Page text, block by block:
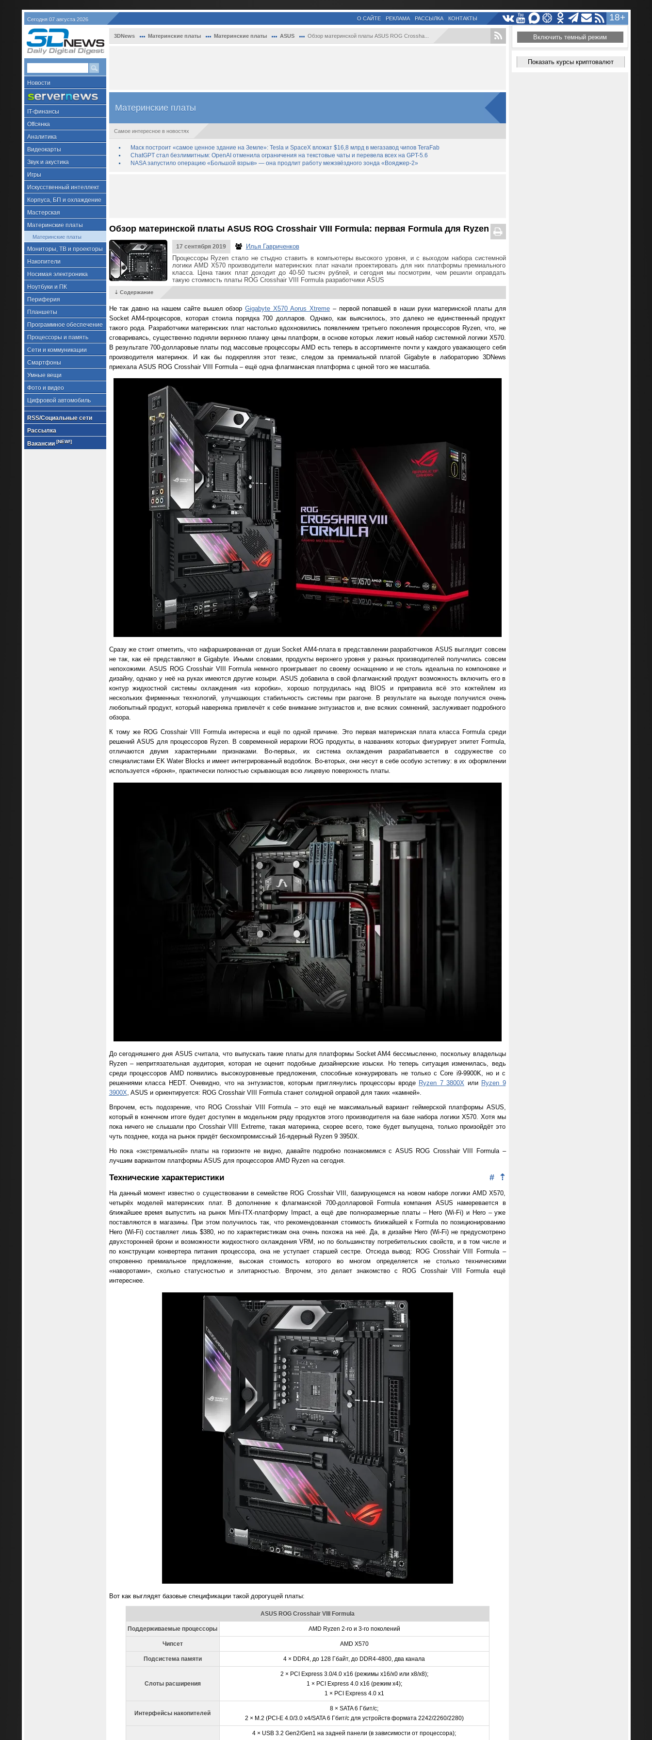
Сегодня 07 августа 2026 18+
О САЙТЕ РЕКЛАМА РАССЫЛКА КОНТАКТЫ
Новости
IT-финансы
Offсянка
Аналитика
Видеокарты
Звук и акустика
Игры
Искусственный интеллект
Корпуса, БП и охлаждение
Мастерская
Материнские платы
Материнские платы
Мониторы, ТВ и проекторы
Накопители
Носимая электроника
Ноутбуки и ПК
Периферия
Планшеты
Программное обеспечение
Процессоры и память
Сети и коммуникации
Смартфоны
Умные вещи
Фото и видео
Цифровой автомобиль
RSS/Социальные сети
Рассылка
Вакансии [NEW!]
3DNews Материнские платы Материнские платы ASUS Обзор материнской платы ASUS ROG Crossha...
Материнские платы
Самое интересное в новостях
Маск построит «самое ценное здание на Земле»: Tesla и SpaceX вложат $16,8 млрд в мегазавод чипов TeraFab
ChatGPT стал безлимитным: OpenAI отменила ограничения на текстовые чаты и перевела всех на GPT-5.6
NASA запустило операцию «Большой взрыв» — она продлит работу межзвёздного зонда «Вояджер-2»
Обзор материнской платы ASUS ROG Crosshair VIII Formula: первая Formula для Ryzen
17 сентября 2019
Илья Гавриченков
Процессоры Ryzen стало не стыдно ставить в компьютеры высокого уровня, и с выходом набора системной
логики AMD X570 производители материнских плат начали проектировать для них платформы премиального
класса. Цена таких плат доходит до 40-50 тысяч рублей, и сегодня мы посмотрим, чем решили оправдать
такую стоимость платы ROG Crosshair VIII Formula разработчики ASUS
⇣ Содержание
Не так давно на нашем сайте вышел обзорGigabyte X570 Aorus Xtreme– первой попавшей в наши руки материнской платы для
Socket AM4-процесоров, которая стоила порядка 700 долларов. Однако, как выяснилось, это далеко не единственный продукт
такого рода. Разработчики материнских плат настолько вдохновились появлением третьего поколения процессоров Ryzen, что, не
сговариваясь, существенно подняли верхнюю планку цены платформ, в основе которых лежит новый набор системной логики X570.
В результате 700-долларовые платы под массовые процессоры AMD есть теперь в ассортименте почти у каждого уважающего себя
производителя материнок. И как бы подкрепляя этот тезис, следом за премиальной платой Gigabyte в лабораторию 3DNews
приехала ASUS ROG Crosshair VIII Formula – ещё одна флагманская платформа с ценой того же масштаба.
Сразу же стоит отметить, что нафаршированная от души Socket AM4-плата в представлении разработчиков ASUS выглядит совсем
не так, как её представляют в Gigabyte. Иными словами, продукты верхнего уровня у разных производителей получились совсем
непохожими. ASUS ROG Crosshair VIII Formula немного проигрывает по своему оснащению и не столь идеальна по компоновке и
дизайну, однако у неё на руках имеются другие козыри. ASUS добавила в свой флагманский продукт возможность включить его в
контур жидкостной системы охлаждения «из коробки», хорошо потрудилась над BIOS и приправила всё это коктейлем из
нескольких фирменных технологий, улучшающих стабильность системы при разгоне. В результате на выходе получился очень
любопытный продукт, который наверняка привлечёт к себе внимание энтузиастов и, вне всяких сомнений, заслуживает подробного
обзора.
К тому же ROG Crosshair VIII Formula интересна и ещё по одной причине. Это первая материнская плата класса Formula среди
решений ASUS для процессоров Ryzen. В современной иерархии ROG продукты, в названиях которых фигурирует эпитет Formula,
отличаются двумя характерными признаками. Во-первых, их система охлаждения разрабатывается в содружестве со
специалистами EK Water Blocks и имеет интегрированный водоблок. Во-вторых, они несут в себе особую эстетику: в их оформлении
используется «броня», практически полностью скрывающая всю лицевую поверхность платы.
До сегодняшнего дня ASUS считала, что выпускать такие платы для платформы Socket AM4 бессмысленно, поскольку владельцы
Ryzen – непритязательная аудитория, которая не оценит подобные дизайнерские изыски. Но теперь ситуация изменилась, ведь
среди процессоров AMD появились высокоуровневые предложения, способные конкурировать не только с Core i9-9900K, но и с
решениями класса HEDT. Очевидно, что на энтузиастов, которым приглянулись процессоры вроде Ryzen 7 3800X или Ryzen 9
3900X , ASUS и ориентируется: ROG Crosshair VIII Formula станет солидной оправой для таких «камней».
Впрочем, есть подозрение, что ROG Crosshair VIII Formula – это ещё не максимальный вариант геймерской платформы ASUS,
который в конечном итоге будет доступен в модельном ряду продуктов этого производителя на базе набора логики X570. Хотя мы
пока ничего не слышали про Crosshair VIII Extreme, такая материнка, скорее всего, тоже будет выпущена, только произойдёт это
чуть позднее, когда на рынок придёт бескомпромиссный 16-ядерный Ryzen 9 3950X.
Но пока «экстремальной» платы на горизонте не видно, давайте подробно познакомимся с ASUS ROG Crosshair VIII Formula –
лучшим вариантом платформы ASUS для процессоров AMD Ryzen на сегодня.
⇡
#
Технические характеристики
На данный момент известно о существовании в семействе ROG Crosshair VIII, базирующемся на новом наборе логики AMD X570,
четырёх моделей материнских плат. В дополнение к флагманской 700-долларовой Formula компания ASUS намеревается в
ближайшее время выпустить на рынок Mini-ITX-платформу Impact, а ещё две полноразмерные платы – Hero (Wi-Fi) и Hero – уже
поставляются в магазины. При этом получилось так, что рекомендованная стоимость ближайшей к Formula по позиционированию
Hero (Wi-Fi) составляет лишь $380, но по характеристикам она очень похожа на неё. Да, в дизайне Hero (Wi-Fi) не предусмотрено
двухсторонней брони и возможности жидкостного охлаждения VRM, но по большинству потребительских свойств, и в том числе и
по конструкции конвертера питания процессора, она не уступает старшей сестре. Отсюда вывод: ROG Crosshair VIII Formula –
откровенно премиальное предложение, высокая стоимость которого во многом определяется не столько техническими
«наворотами», сколько статусностью и элитарностью. Впрочем, это делает знакомство с ROG Crosshair VIII Formula ещё
интереснее.
Вот как выглядят базовые спецификации такой дорогущей платы:
ASUS ROG Crosshair VIII Formula
Поддерживаемые процессоры AMD Ryzen 2-го и 3-го поколений
Чипсет AMD X570
Подсистема памяти 4 × DDR4, до 128 Гбайт, до DDR4-4800, два канала
Слоты расширения
2 × PCI Express 3.0/4.0 x16 (режимы x16/x0 или x8/x8);
1 × PCI Express 4.0 x16 (режим x4);
1 × PCI Express 4.0 x1
Интерфейсы накопителей
8 × SATA 6 Гбит/с;
2 × M.2 (PCI-E 4.0/3.0 x4/SATA 6 Гбит/с для устройств формата 2242/2260/2280)
4 × USB 3.2 Gen2/Gen1 на задней панели (в зависимости от процессора);
Включить темный режим
Показать курсы криптовалют